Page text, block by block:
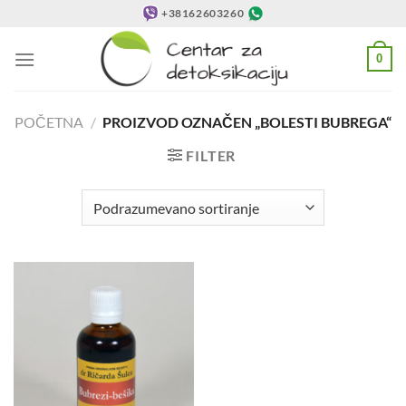
sadržaj
+38162603260
0
POČETNA / PROIZVOD OZNAČEN „BOLESTI BUBREGA“
FILTER